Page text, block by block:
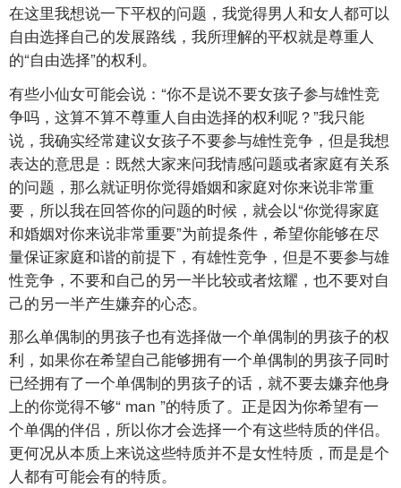
在这里我想说一下平权的问题，我觉得男人和女人都可以
自由选择自己的发展路线，我所理解的平权就是尊重人
的“自由选择”的权利。
有些小仙女可能会说：“你不是说不要女孩子参与雄性竞
争吗，这算不算不尊重人自由选择的权利呢？”我只能
说，我确实经常建议女孩子不要参与雄性竞争，但是我想
表达的意思是：既然大家来问我情感问题或者家庭有关系
的问题，那么就证明你觉得婚姻和家庭对你来说非常重
要，所以我在回答你的问题的时候，就会以“你觉得家庭
和婚姻对你来说非常重要”为前提条件，希望你能够在尽
量保证家庭和谐的前提下，有雄性竞争，但是不要参与雄
性竞争，不要和自己的另一半比较或者炫耀，也不要对自
己的另一半产生嫌弃的心态。
那么单偶制的男孩子也有选择做一个单偶制的男孩子的权
利，如果你在希望自己能够拥有一个单偶制的男孩子同时
已经拥有了一个单偶制的男孩子的话，就不要去嫌弃他身
上的你觉得不够“ man ”的特质了。正是因为你希望有一
个单偶的伴侣，所以你才会选择一个有这些特质的伴侣。
更何况从本质上来说这些特质并不是女性特质，而是是个
人都有可能会有的特质。